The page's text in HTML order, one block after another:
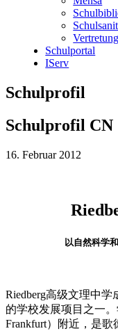
Schulportal
IServ
Schulprofil
Schulprofil CN
16. Februar 2012
以自然科学
Riedberg高级文理中
的学校发展项目之一
Frankfurt）附近，是